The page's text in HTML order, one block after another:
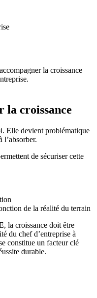
la croissance
la croissance
Elle devient problématique
l’absorber.
de sécuriser cette
de la réalité du terrain
, la croissance doit être
du chef d’entreprise à
constitue un facteur clé
durable.